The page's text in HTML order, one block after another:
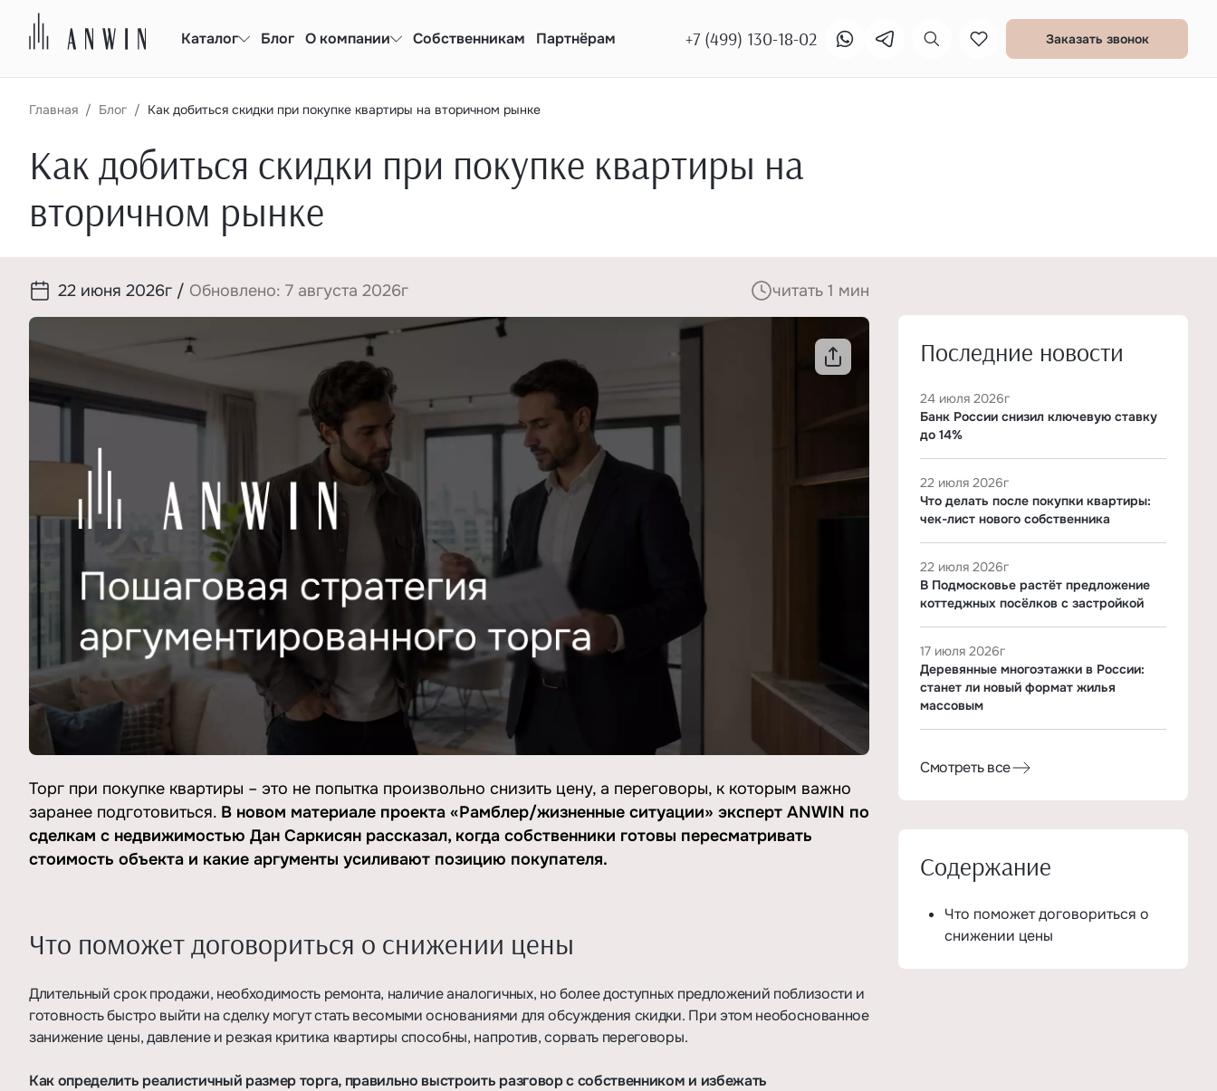
Каталог Блог О компании Собственникам Партнёрам +7 (499) 130-18-02 Заказать звонок
Главная Блог Как добиться скидки при покупке квартиры на вторичном рынке
Как добиться скидки при покупке квартиры на
вторичном рынке
22 июня 2026г / Обновлено: 7 августа 2026г читать 1 мин
Торг при покупке квартиры – это не попытка произвольно снизить цену, а переговоры, к которым важно
заранее подготовиться. В новом материале проекта «Рамблер/жизненные ситуации» эксперт ANWIN по
сделкам с недвижимостью Дан Саркисян рассказал, когда собственники готовы пересматривать
стоимость объекта и какие аргументы усиливают позицию покупателя.
Что поможет договориться о снижении цены
Длительный срок продажи, необходимость ремонта, наличие аналогичных, но более доступных предложений поблизости и
готовность быстро выйти на сделку могут стать весомыми основаниями для обсуждения скидки. При этом необоснованное
занижение цены, давление и резкая критика квартиры способны, напротив, сорвать переговоры.
Как определить реалистичный размер торга, правильно выстроить разговор с собственником и избежать
Последние новости
24 июля 2026г
Банк России снизил ключевую ставку
до 14%
22 июля 2026г
Что делать после покупки квартиры:
чек-лист нового собственника
22 июля 2026г
В Подмосковье растёт предложение
коттеджных посёлков с застройкой
17 июля 2026г
Деревянные многоэтажки в России:
станет ли новый формат жилья
массовым
Смотреть все
Содержание
Что поможет договориться о
снижении цены